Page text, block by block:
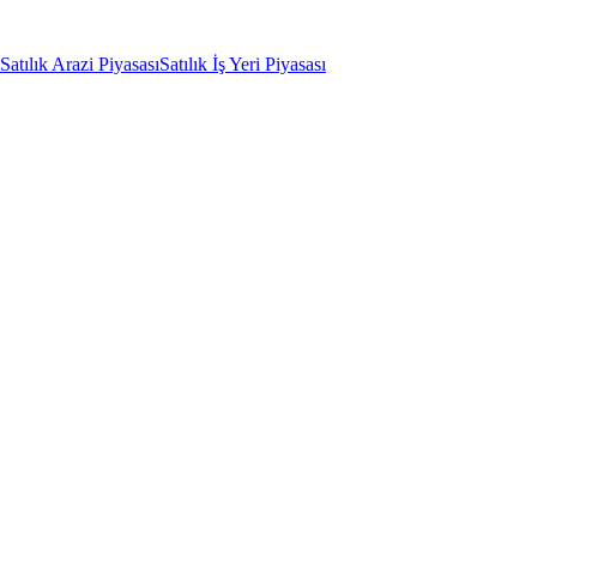
Satılık Arazi PiyasasıSatılık İş Yeri Piyasası